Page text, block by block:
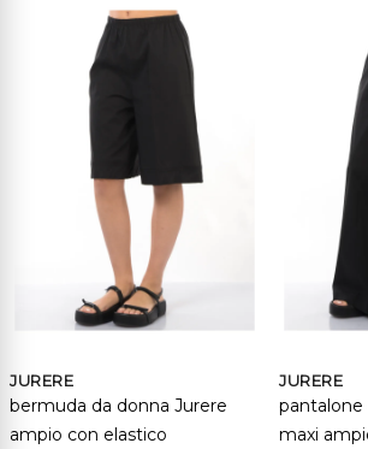
JURERE
bermuda da donna Jurere
ampio con elastico
JURERE
pantalone
maxi